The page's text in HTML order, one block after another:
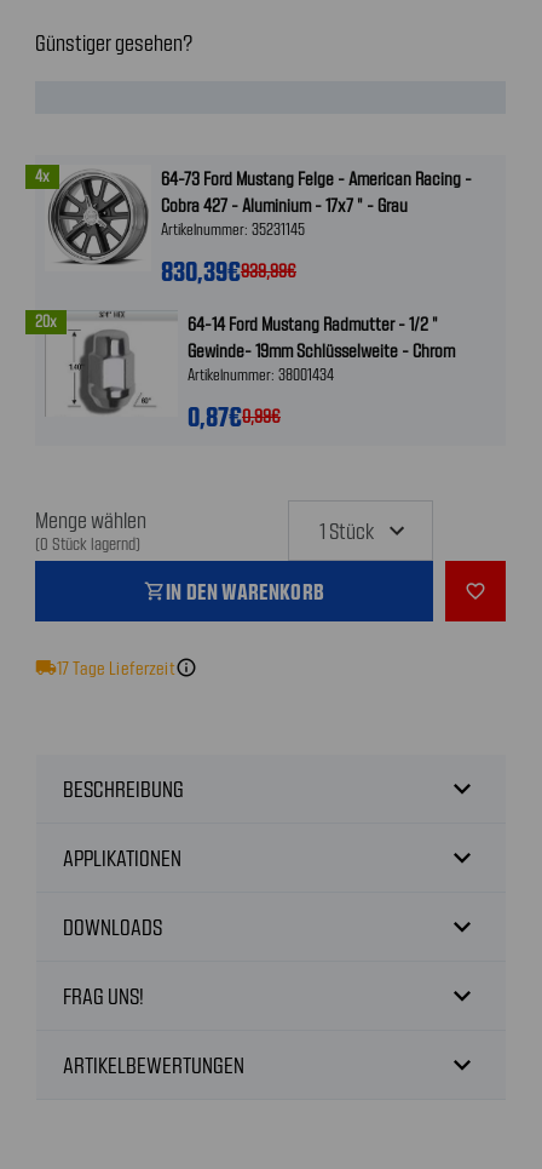
Günstiger gesehen?
4x
64-73 Ford Mustang Felge - American Racing -
Cobra 427 - Aluminium - 17x7 " - Grau
Artikelnummer: 35231145
830,39€939,99€
20x
64-14 Ford Mustang Radmutter - 1/2 "
Gewinde- 19mm Schlüsselweite - Chrom
Artikelnummer: 38001434
0,87€0,99€
Menge wählen
(0 Stück lagernd)
shopping_cartIN DEN WARENKORB favorite_outline
local_shipping17Tage Lieferzeitinfo
BESCHREIBUNG expand_more
APPLIKATIONEN expand_more
DOWNLOADS expand_more
FRAG UNS! expand_more
ARTIKELBEWERTUNGEN expand_more